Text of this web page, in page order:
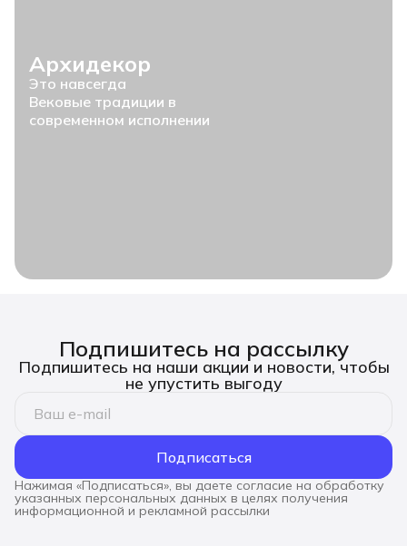
Архидекор
Это навсегда
Вековые традиции в
современном исполнении
Подпишитесь на рассылку
Подпишитесь на наши акции и новости, чтобы
не упустить выгоду
Подписаться
Нажимая «Подписаться», вы даете согласие на обработку
указанных персональных данных в целях получения
информационной и рекламной рассылки